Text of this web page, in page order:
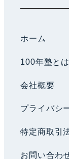
ホーム
100年塾とは
会社概要
プライバシ
特定商取引
お問い合わ